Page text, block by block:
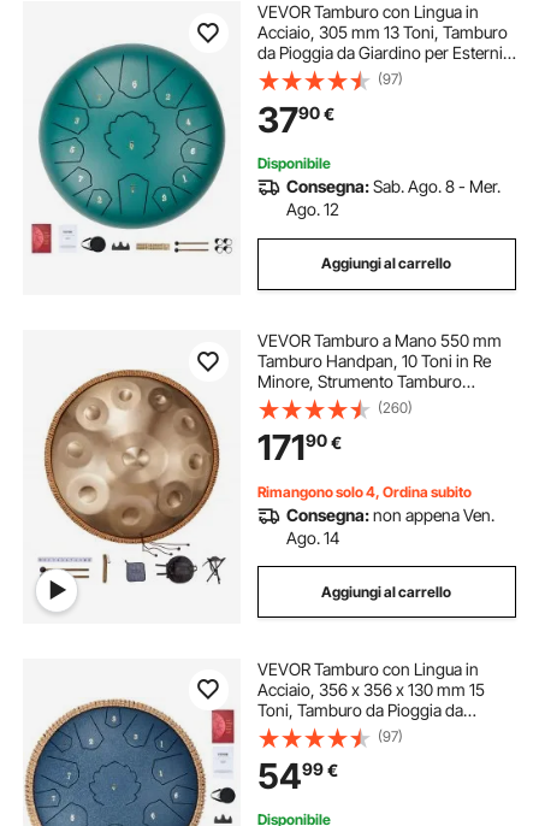
VEVOR Tamburo con Lingua in
Acciaio, 305 mm 13 Toni, Tamburo
da Pioggia da Giardino per Esterni,
Chiave di Do Maggiore, Tamburo
da Serbatoio, 2 Bacchette, Borsa
per Trasporto, Tamburo Handpan,
Verde
(97)
3790€
Disponibile
Consegna:Sab. Ago. 8 - Mer.
Ago. 12
Aggiungi al carrello
VEVOR Tamburo a Mano 550 mm
Tamburo Handpan, 10 Toni in Re
Minore, Strumento Tamburo
Handpan con Mazze, Supporto per
Handpan 432 Hz Borsa per
Trasporto, Tamburo Sonoro
Curativo per Adulti Principianti
(260)
17190€
Rimangono solo 4, Ordina subito
Consegna:non appena Ven.
Ago. 14
Aggiungi al carrello
VEVOR Tamburo con Lingua in
Acciaio, 356 x 356 x 130 mm 15
Toni, Tamburo da Pioggia da
Giardino per Esterni, Chiave di Do
Maggiore, Tamburo da Serbatoio, 2
Bacchette e Borsa per Trasporto,
Blu Marino
(97)
5499€
Disponibile